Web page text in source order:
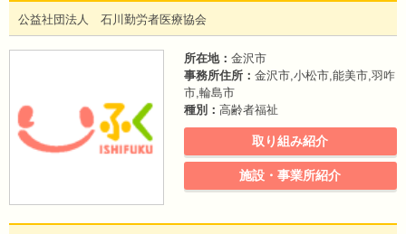
公益社団法人 石川勤労者医療協会
所在地： 金沢市
事務所住所： 金沢市,小松市,能美市,羽咋
市,輪島市
種別： 高齢者福祉
取り組み紹介
施設・事業所紹介